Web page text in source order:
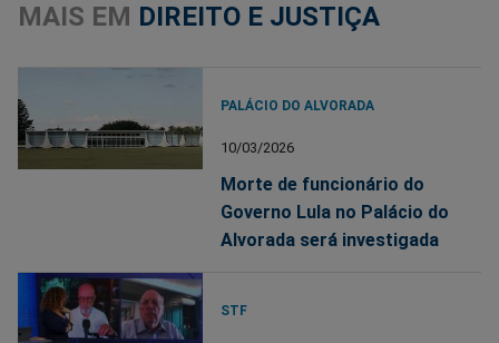
MAIS EM DIREITO E JUSTIÇA
PALÁCIO DO ALVORADA
10/03/2026
Morte de funcionário do
Governo Lula no Palácio do
Alvorada será investigada
STF